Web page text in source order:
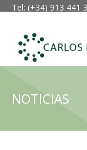
Tel: (+34) 913 441
NOTICIAS